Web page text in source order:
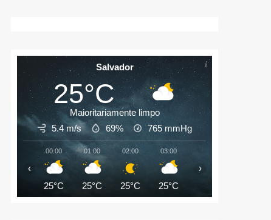
Salvador
25°C
Maioritariamente limpo
5.4 m/s
69% 765 mmHg
00:00
25°C
01:00
25°C
02:00
25°C
03:00
25°C
‹ ›